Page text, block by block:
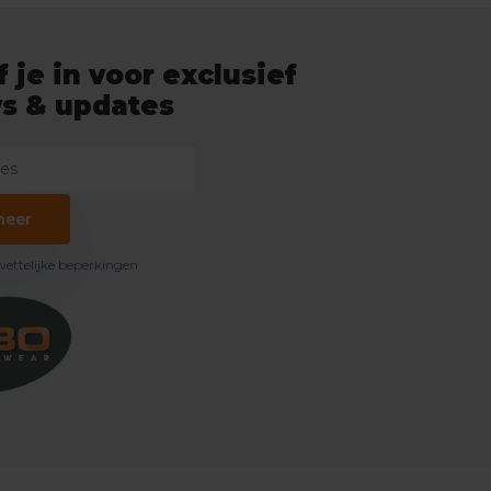
je in voor exclusief
& updates
beperkingen